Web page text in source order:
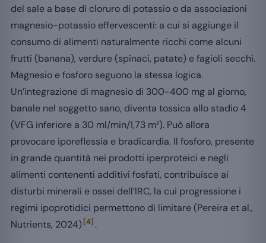
del sale a base di cloruro di potassio o da associazioni
magnesio-potassio effervescenti: a cui si aggiunge il
consumo di alimenti naturalmente ricchi come alcuni
frutti (banana), verdure (spinaci, patate) e fagioli secchi.
Magnesio e fosforo seguono la stessa logica.
Un’integrazione di magnesio di 300-400 mg al giorno,
banale nel soggetto sano, diventa tossica allo stadio 4
(VFG inferiore a 30 ml/min/1,73 m²). Può allora
provocare iporeflessia e bradicardia. Il fosforo, presente
in grande quantità nei prodotti iperproteici e negli
alimenti contenenti additivi fosfati, contribuisce ai
disturbi minerali e ossei dell’IRC, la cui progressione i
regimi ipoprotidici permettono di limitare (Pereira et al.,
Nutrients, 2024) [4] .